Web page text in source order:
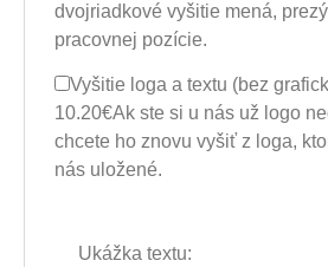
dvojriadkové vyšitie mená,
pracovnej pozície.
Vyšitie loga a textu (bez
10.20€Ak ste si u nás už logo
chcete ho znovu vyšiť z loga,
nás uložené.
Ukážka textu: